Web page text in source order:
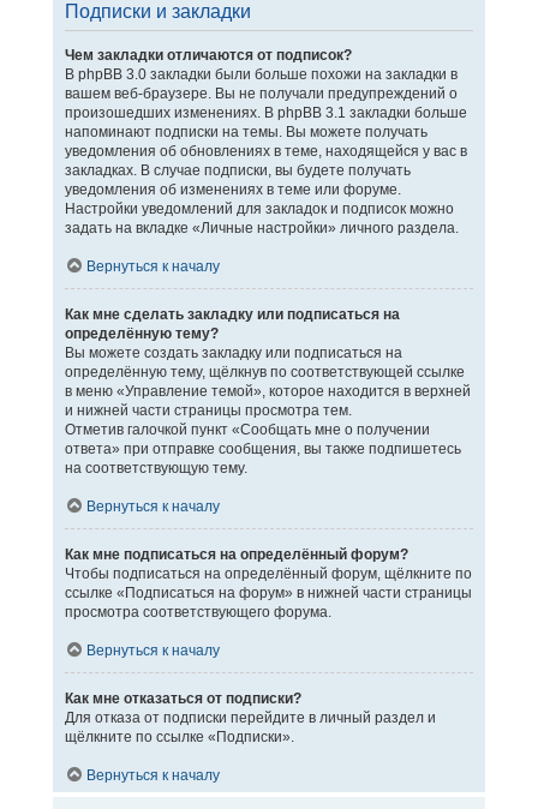
Подписки и закладки
Чем закладки отличаются от подписок?
В phpBB 3.0 закладки были больше похожи на закладки в
вашем веб-браузере. Вы не получали предупреждений о
произошедших изменениях. В phpBB 3.1 закладки больше
напоминают подписки на темы. Вы можете получать
уведомления об обновлениях в теме, находящейся у вас в
закладках. В случае подписки, вы будете получать
уведомления об изменениях в теме или форуме.
Настройки уведомлений для закладок и подписок можно
задать на вкладке «Личные настройки» личного раздела.
Вернуться к началу
Как мне сделать закладку или подписаться на
определённую тему?
Вы можете создать закладку или подписаться на
определённую тему, щёлкнув по соответствующей ссылке
в меню «Управление темой», которое находится в верхней
и нижней части страницы просмотра тем.
Отметив галочкой пункт «Сообщать мне о получении
ответа» при отправке сообщения, вы также подпишетесь
на соответствующую тему.
Вернуться к началу
Как мне подписаться на определённый форум?
Чтобы подписаться на определённый форум, щёлкните по
ссылке «Подписаться на форум» в нижней части страницы
просмотра соответствующего форума.
Вернуться к началу
Как мне отказаться от подписки?
Для отказа от подписки перейдите в личный раздел и
щёлкните по ссылке «Подписки».
Вернуться к началу